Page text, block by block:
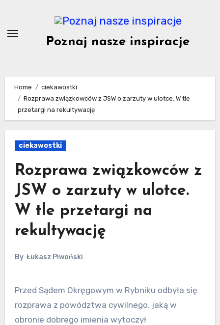
content
Poznaj nasze inspiracje
Home
ciekawostki
Rozprawa związkowców z JSW o zarzuty w ulotce. W tle
przetargi na rekultywację
ciekawostki
Rozprawa związkowców z
JSW o zarzuty w ulotce.
W tle przetargi na
rekultywację
By Łukasz Piwoński
Przed Sądem Okręgowym w Rybniku odbyła się
rozprawa z powództwa cywilnego, jaką w
obronie dobrego imienia wytoczył